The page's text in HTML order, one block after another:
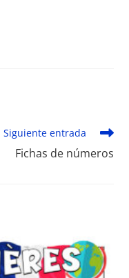
Siguiente entrada
Fichas de números